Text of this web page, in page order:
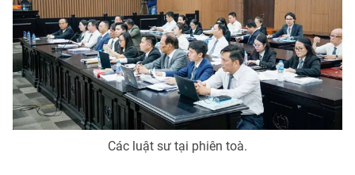
VTV Money VTV Thể thao
VTV Sức khoẻ Bất động sản
Thị trường 24h Tấm lòng Việt
Vươn mình bằng AI
Các luật sư tại phiên toà.